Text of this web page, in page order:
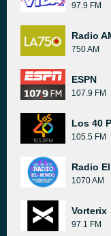
97.9 FM
Radio
750 AM
ESPN
107.9 FM
Los 40
105.5 FM
Radio
1070 AM
Vorterix
97.1 FM